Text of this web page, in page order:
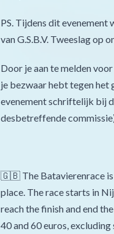
PS. Tijdens dit
van G.S.B.V. Tweeslag op
Door je aan te melden
je bezwaar hebt tegen het
evenement schriftelijk bij
desbetreffende
🇬🇧 The Batavierenrace is
place. The race starts in
reach the finish and end
40 and 60 euros,